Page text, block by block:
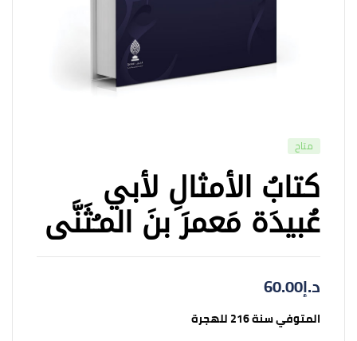
متاح
كتابُ الأمثالِ لأبي
عُبيدَة مَعمرَ بنَ المـُثَنَّى
د.إ60.00
المتوفي سنة 216 للهجرة